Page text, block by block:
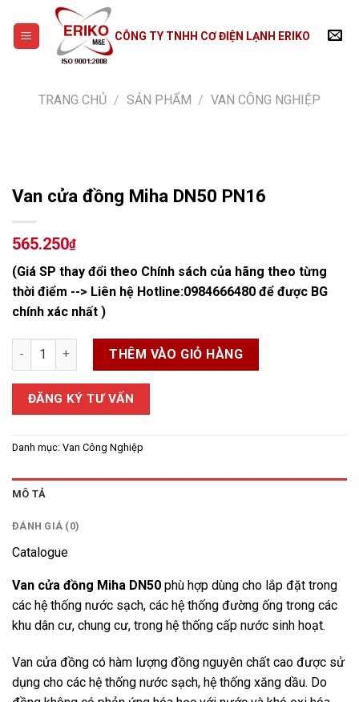
content
CÔNG TY TNHH CƠ ĐIỆN LẠNH ERIKO
TRANG CHỦ / SẢN PHẨM / VAN CÔNG NGHIỆP
Van cửa đồng Miha DN50 PN16
565.250₫
(Giá SP thay đổi theo Chính sách của hãng theo từng
thời điểm --> Liên hệ Hotline:0984666480 để được BG
chính xác nhất )
Van cửa đồng Miha DN50 PN16 số lượng
THÊM VÀO GIỎ HÀNG
ĐĂNG KÝ TƯ VẤN
Danh mục: Van Công Nghiệp
MÔ TẢ
ĐÁNH GIÁ (0)
Catalogue
Van cửa đồng Miha DN50 phù hợp dùng cho lắp đặt trong
các hệ thống nước sạch, các hệ thống đường ống trong các
khu dân cư, chung cư, trong hệ thống cấp nước sinh hoạt.
Van cửa đồng có hàm lượng đồng nguyên chất cao được sử
dụng cho các hệ thống nước sạch, hệ thống xăng dầu. Do